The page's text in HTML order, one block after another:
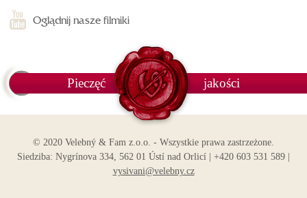
Oglądnij nasze filmiki
Pieczęć jakości
© 2020 Velebný & Fam z.o.o. - Wszystkie prawa zastrzeżone.
Siedziba: Nygrínova 334, 562 01 Ústí nad Orlicí | +420 603 531 589 |
vysivani@velebny.cz